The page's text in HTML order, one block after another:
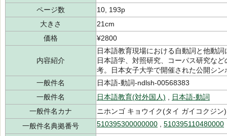
ページ数
10, 193p
大きさ
21cm
価格
¥2800
内容紹介
日本語教育現場における自動詞と他動
日本語学、対照研究、コーパス研究な
考。日本女子大学で開催された公開シ
一般件名
日本語-動詞-ndlsh-00568383
一般件名
日本語教育(対外国人)
日本語-動詞
一般件名カナ
ニホンゴ キョウイク(タイ ガイコクジン
一般件名典拠番号
510395300000000 510395110480000